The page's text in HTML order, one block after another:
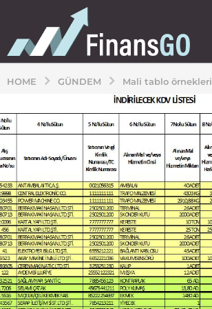
HOME GÜNDEM Mali tablo örnekleri